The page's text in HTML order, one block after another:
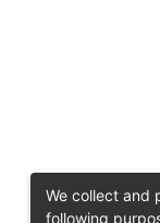
We collect and
following